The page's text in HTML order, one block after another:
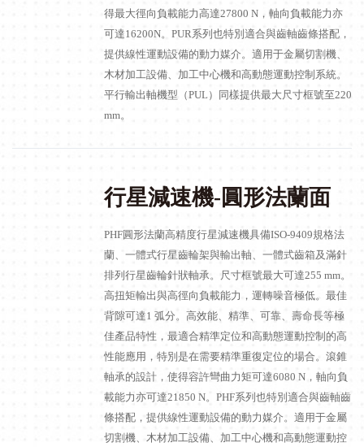
得最大徑向負載能力高達27800 N，軸向負載能力亦
可達16200N。PUR系列也特別適合與齒軸齒條搭配，
提供線性運動設備的動力媒介。適用于金屬切割機、
木材加工設備、加工中心機和高動態運動控制系統。
平行輸出軸機型（PUL）同樣提供最大尺寸框號至220
mm。
行星減速機-圓形法蘭面
PHF圓形法蘭高精度行星減速機具備ISO-9409規格法
蘭、一體式行星齒輪架與輸出軸、一體式齒箱及滿針
排列行星齒輪針狀軸承。尺寸框號最大可達255 mm。
高扭矩輸出與高徑向負載能力，運轉噪音極低。最佳
背隙可達1 弧分。高效能、精準、可靠、壽命長等極
佳產品特性，最適合精準定位和高動態運動控制的高
性能應用，特別是在需要精準重復定位的場合。滾錐
軸承的設計，使得容許彎曲力矩可達6080 N，軸向負
載能力亦可達21850 N。PHF系列也特別適合與齒軸齒
條搭配，提供線性運動設備的動力媒介。適用于金屬
切割機、木材加工設備、加工中心機和高動態運動控